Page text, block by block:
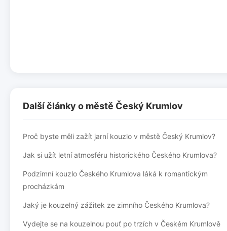
Další články o městě Český Krumlov
Proč byste měli zažít jarní kouzlo v městě Český Krumlov?
Jak si užít letní atmosféru historického Českého Krumlova?
Podzimní kouzlo Českého Krumlova láká k romantickým
procházkám
Jaký je kouzelný zážitek ze zimního Českého Krumlova?
Vydejte se na kouzelnou pouť po trzích v Českém Krumlově